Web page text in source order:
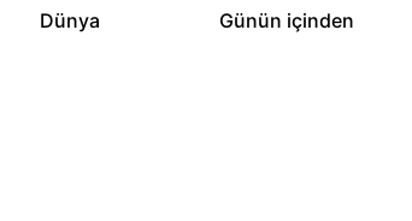
Dünya Günün içinden